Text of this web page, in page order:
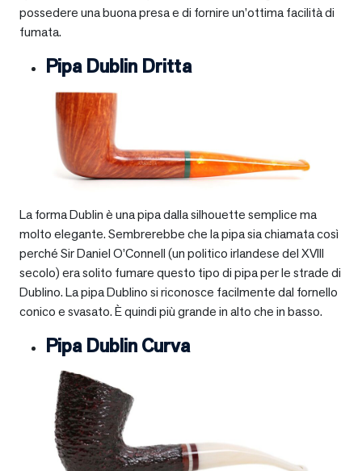
possedere una buona presa e di fornire un’ottima facilità di
fumata.
Pipa Dublin Dritta
La forma Dublin è una pipa dalla silhouette semplice ma
molto elegante. Sembrerebbe che la pipa sia chiamata così
perché Sir Daniel O’Connell (un politico irlandese del XVIII
secolo) era solito fumare questo tipo di pipa per le strade di
Dublino. La pipa Dublino si riconosce facilmente dal fornello
conico e svasato. È quindi più grande in alto che in basso.
Pipa Dublin Curva